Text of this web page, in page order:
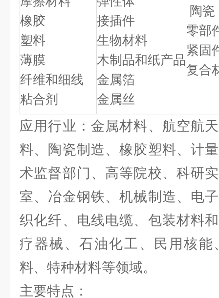
橡胶
塑料
薄膜
纤维和细线
粘合剂
接插件
生物材料
木制品和纸产品
金属箔
金属丝
陶瓷
零部
紧固
复合
应用行业：金属材料、航空航
料、陶瓷制造、橡胶塑料、计
术监督部门、高等院校、科研
室、冶金钢铁、机械制造、电
织化纤、电线电缆、包装材料
疗器械、石油化工、民用核能
料、特种材料等领域。
主要特点：